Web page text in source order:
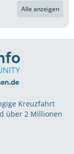
Alle anzeigen
Kreuzfahrt
über 2 Millionen